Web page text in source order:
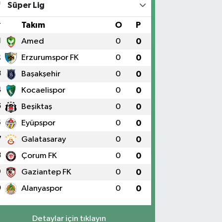
Süper Lig
Takım O P
Amed 0 0
Erzurumspor FK 0 0
Başakşehir 0 0
Kocaelispor 0 0
Beşiktaş 0 0
Eyüpspor 0 0
Galatasaray 0 0
Çorum FK 0 0
Gaziantep FK 0 0
Alanyaspor 0 0
Detaylar için tıklayın